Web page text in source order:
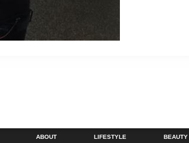
ABOUT LIFESTYLE BEAUTY